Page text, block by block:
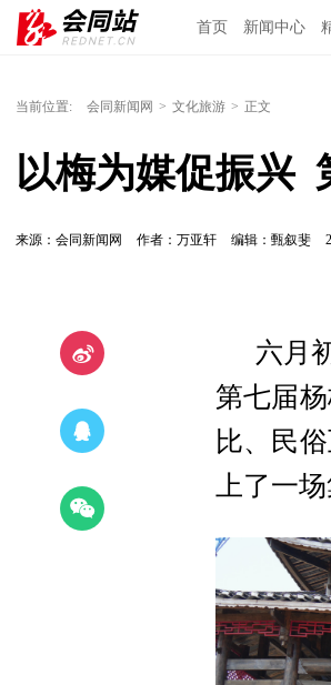
首页 新闻中心
当前位置: 会同新闻网 > 文化旅游 > 正文
以梅为媒促振兴
来源：会同新闻网 作者：万亚轩 编辑：甄叙斐
六月
第七届
比、民
上了一